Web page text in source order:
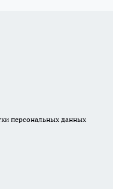
персональных данных